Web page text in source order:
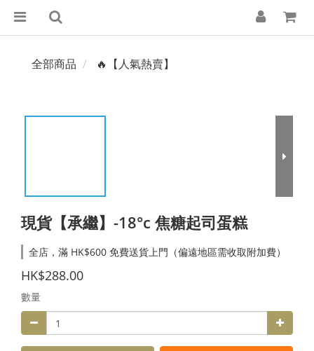
全部商品 🔥【人氣熱賣】
現貨【承繼】-18°c 焦糖起司蛋糕
全店，滿 HK$600 免費送貨上門（偏遠地區需收取附加費）
HK$288.00
數量